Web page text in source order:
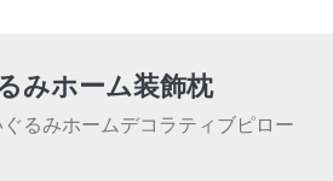
みホーム装飾枕
るみホームデコラティブピロー